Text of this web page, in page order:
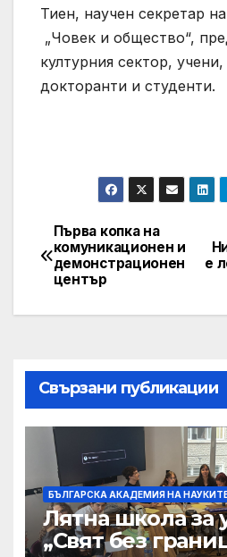
Тиен, научен секретар
„Човек и общество“,
културния сектор,
докторанти и студенти.
Post
navigation
е
Първа копка на
комуникационен и
демонстрационен
център
Свързани публикации
БЪЛГАРСКА АКАДЕМИЯ НА
Лятна школа за
„Свят без